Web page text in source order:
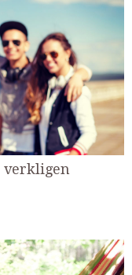
verkligen